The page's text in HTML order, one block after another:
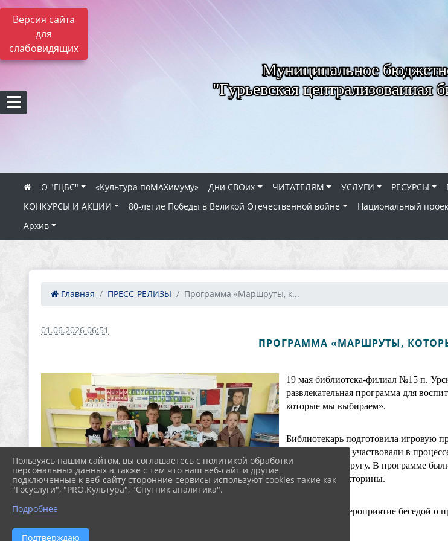
Версия сайта
для
слабовидящих
Муниципальное
"Гурьевская централизованная
О "ГЦБС" «Культура поMAXимуму» Дни СВОих ЧИТАТЕЛЯМ УСЛУГИ РЕСУРСЫ
КОНКУРСЫ И АКЦИИ
80‑летие Победы в Великой Отечественной войне Национальный
Архив
Главная ПРЕСС-РЕЛИЗЫ Программа «Маршруты, к...
01.06.2026 06:51
ПРОГРАММА «МАРШРУТЫ,
19 мая библиотека-филиал №15 п.
развлекательная программа для
которые мы выбираем».
Библиотекарь подготовила игровую
Ребята активно участвовали в
Гурьевскому округу. В программе
на вопросы викторины.
Завершилось мероприятие беседой о
Пользуясь нашим сайтом, вы соглашаетесь с политикой обработки
персональных данных а также с тем что наш веб-сайт и другие
подключенные к веб-сайту сторонние сервисы используют cookies такие как
"Госуслуги", "PRO.Культура", "Спутник аналитика".
Подробнее
Подтверждаю